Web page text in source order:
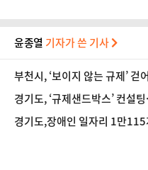
윤종열 기자가 쓴 기사
부천시, ‘보이지 않는 규제’ 걷
경기도, ‘규제샌드박스’ 컨설
경기도,장애인 일자리 1만